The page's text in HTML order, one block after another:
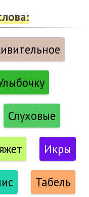
Слуховые
Икры
Табель